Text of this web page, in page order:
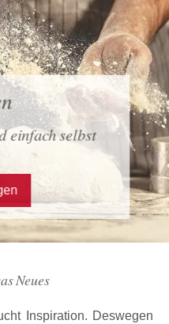
einfach selbst
Neues
Inspiration. Deswegen